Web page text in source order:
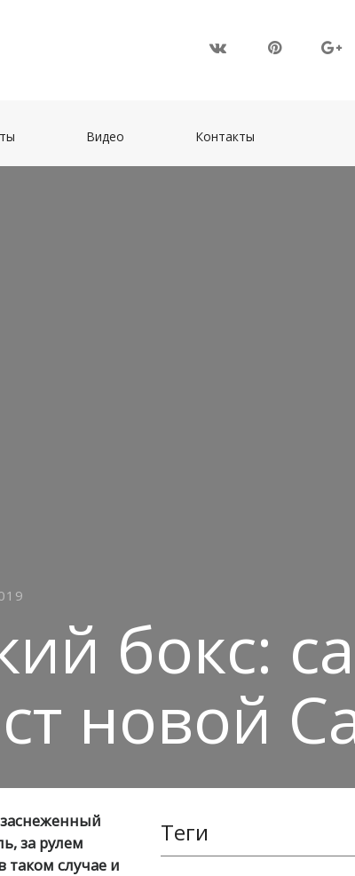
Видео Контакты
бокс:
новой
за рулем
таком случае и
Теги